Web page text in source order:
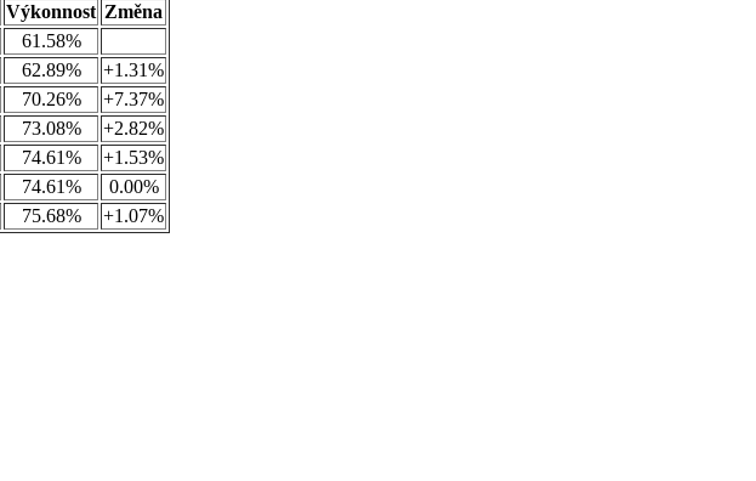
Výkonnost Změna
61.58%
62.89%
+1.31%
70.26%
+7.37%
73.08%
+2.82%
74.61%
+1.53%
74.61%
0.00%
75.68% +1.07%